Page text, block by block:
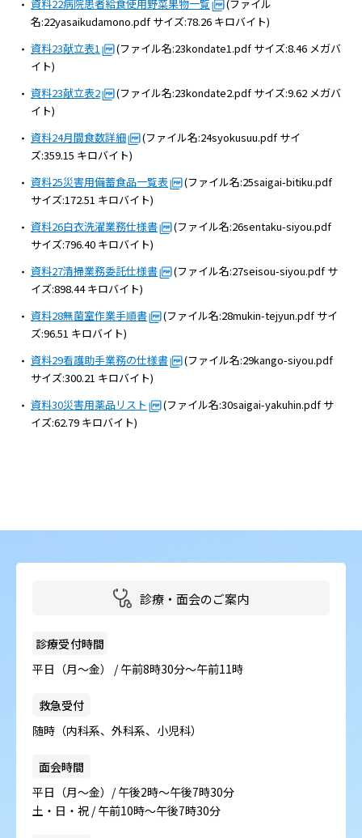
資料22病院患者給食使用野菜果物一覧
(ファイル
名:22yasaikudamono.pdf サイズ:78.26 キロバイト)
資料23献立表1
(ファイル名:23kondate1.pdf サイズ:8.46 メガバ
イト)
資料23献立表2
(ファイル名:23kondate2.pdf サイズ:9.62 メガバ
イト)
資料24月間食数詳細
(ファイル名:24syokusuu.pdf サイ
ズ:359.15 キロバイト)
資料25災害用備蓄食品一覧表
(ファイル名:25saigai-bitiku.pdf
サイズ:172.51 キロバイト)
資料26白衣洗濯業務仕様書
(ファイル名:26sentaku-siyou.pdf
サイズ:796.40 キロバイト)
資料27清掃業務委託仕様書
(ファイル名:27seisou-siyou.pdf サ
イズ:898.44 キロバイト)
資料28無菌室作業手順書
(ファイル名:28mukin-tejyun.pdf サイ
ズ:96.51 キロバイト)
資料29看護助手業務の仕様書
(ファイル名:29kango-siyou.pdf
サイズ:300.21 キロバイト)
資料30災害用薬品リスト
(ファイル名:30saigai-yakuhin.pdf サ
イズ:62.79 キロバイト)
診療・面会のご案内
診療受付時間
平日（月～金） / 午前8時30分～午前11時
救急受付
随時（内科系、外科系、小児科）
面会時間
平日（月～金）/ 午後2時～午後7時30分
土・日・祝 / 午前10時～午後7時30分